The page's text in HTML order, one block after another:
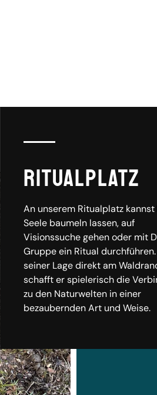
Ritualplatz
An unserem Ritualplatz kannst
Seele baumeln lassen, auf
Visionssuche gehen oder mit
Gruppe ein Ritual
seiner Lage direkt am
schafft er spielerisch die
zu den Naturwelten in einer
bezaubernden Art und Weise.